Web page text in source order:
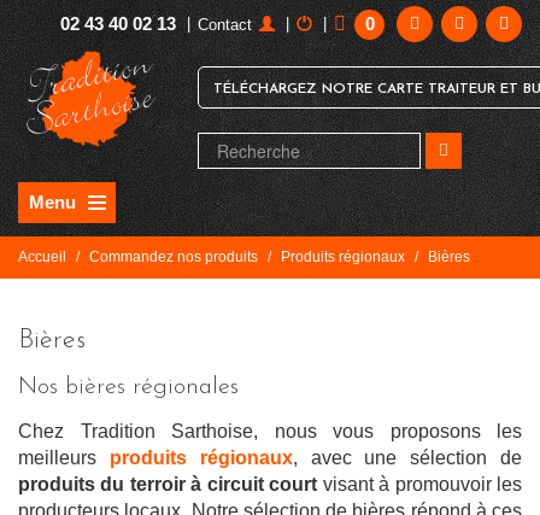
02 43 40 02 13 | Contact | | 0
TÉLÉCHARGEZ NOTRE CARTE TRAITEUR ET
Menu
Accueil / Commandez nos produits / Produits régionaux / Bières
Bières
Nos bières régionales
Chez Tradition Sarthoise, nous vous proposons les
meilleurs produits régionaux, avec une sélection de
produits du terroir à circuit court visant à promouvoir les
producteurs locaux. Notre sélection de bières répond à ces